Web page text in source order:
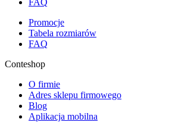
Promocje
Tabela rozmiarów
FAQ
Conteshop
O firmie
Adres sklepu firmowego
Blog
Aplikacja mobilna